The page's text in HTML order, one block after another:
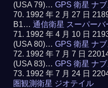
(USA 79)…GPS 衛星 ナ
1992 年 2 月 27 日
B1…通信衛星 スーパーバ
1992 年 4 月 10 日
(USA 80)…GPS 衛星 ナ
1992 年 7 月 7 日
(USA 83)…GPS 衛星 ナ
1992 年 7 月 24 日
圏観測衛星 ジオテイル